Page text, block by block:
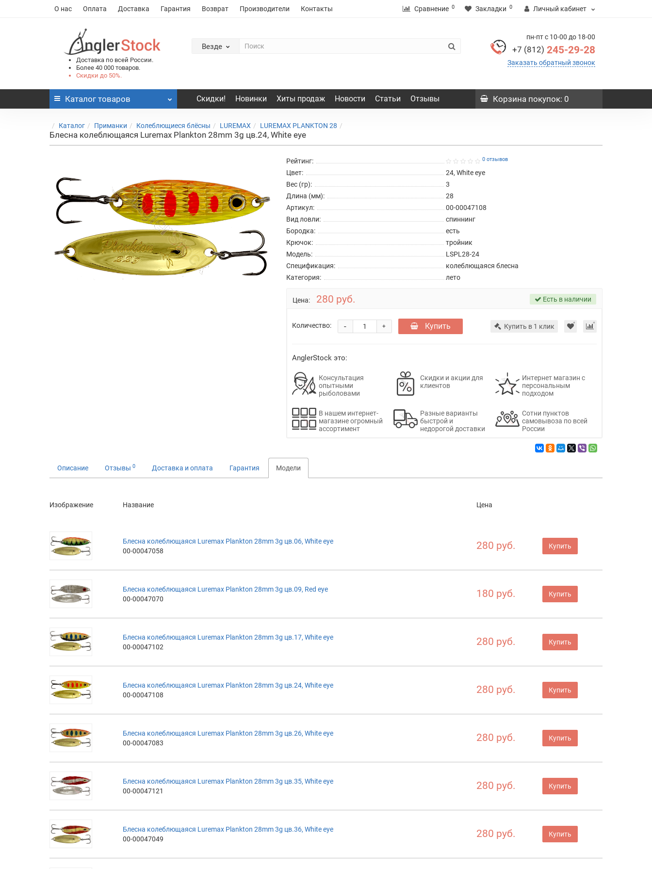
О нас Оплата Доставка Гарантия Возврат Производители Контакты Сравнение 0 Закладки 0 Личный кабинет
Доставка по всей России.
Более 40 000 товаров.
Скидки до 50%.
Везде
пн-пт с 10-00 до 18-00
+7 (812) 245-29-28
Заказать обратный звонок
Каталог товаров Скидки! Новинки Хиты продаж Новости Статьи Отзывы Корзина покупок: 0
Каталог Приманки Колеблющиеся блёсны LUREMAX LUREMAX PLANKTON 28
Блесна колеблющаяся Luremax Plankton 28mm 3g цв.24, White eye
Рейтинг: 0 отзывов
Цвет:
24, White eye
Вес (гр):
3
Длина (мм):
28
Артикул:
00-00047108
Вид ловли:
спиннинг
Бородка:
есть
Крючок:
тройник
Модель:
LSPL28-24
Спецификация:
колеблющаяся блесна
Категория:
лето
Цена: 280 руб. Есть в наличии
Количество: +
- Купить Купить в 1 клик
AnglerStock это:
Консультация
опытными
рыболовами
Скидки и акции для
клиентов
Интернет магазин с
персональным
подходом
В нашем интернет-
магазине огромный
ассортимент
Разные варианты
быстрой и
недорогой доставки
Сотни пунктов
самовывоза по всей
России
Описание Отзывы 0 Доставка и оплата Гарантия Модели
Изображение Название Цена
Блесна колеблющаяся Luremax Plankton 28mm 3g цв.06, White eye
00-00047058
280 руб. Купить
Блесна колеблющаяся Luremax Plankton 28mm 3g цв.09, Red eye
00-00047070
180 руб. Купить
Блесна колеблющаяся Luremax Plankton 28mm 3g цв.17, White eye
00-00047102
280 руб. Купить
Блесна колеблющаяся Luremax Plankton 28mm 3g цв.24, White eye
00-00047108
280 руб. Купить
Блесна колеблющаяся Luremax Plankton 28mm 3g цв.26, White eye
00-00047083
280 руб. Купить
Блесна колеблющаяся Luremax Plankton 28mm 3g цв.35, White eye
00-00047121
280 руб. Купить
Блесна колеблющаяся Luremax Plankton 28mm 3g цв.36, White eye
00-00047049
280 руб. Купить